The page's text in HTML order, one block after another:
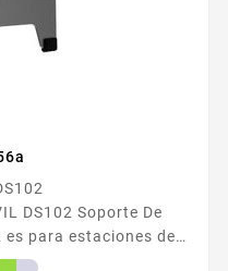
DS102 Soporte De
para estaciones de
sobre el escritorio